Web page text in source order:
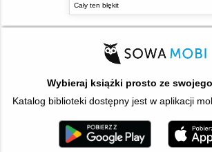
Cały ten błękit
Wybieraj książki prosto ze
Katalog biblioteki dostępny jest w aplikacji